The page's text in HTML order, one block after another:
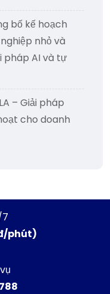
bố kế hoạch
nhỏ và
pháp AI và tự
– Giải pháp
cho doanh
phút)